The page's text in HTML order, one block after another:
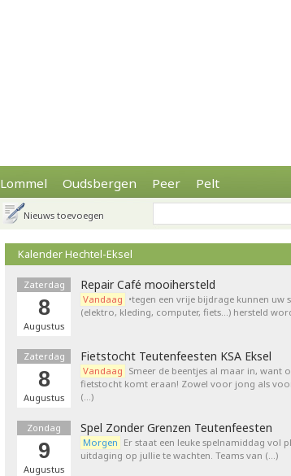
Lommel Oudsbergen Peer Pelt
Nieuws toevoegen
Kalender Hechtel-Eksel
Zaterdag
8
Augustus
Repair Café mooihersteld
Vandaag •tegen een vrije bijdrage kunnen uw
(elektro, kleding, computer, fiets…) hersteld
Zaterdag
8
Augustus
Fietstocht Teutenfeesten KSA Eksel
Vandaag Smeer de beentjes al maar in, want
fietstocht komt eraan! Zowel voor jong als
(…)
Zondag
9
Augustus
Spel Zonder Grenzen Teutenfeesten
Morgen Er staat een leuke spelnamiddag vol
uitdaging op jullie te wachten. Teams van (…)